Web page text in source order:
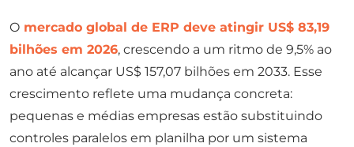
O mercado global de ERP deve atingir US$ 83,19
bilhões em 2026, crescendo a um ritmo de 9,5% ao
ano até alcançar US$ 157,07 bilhões em 2033. Esse
crescimento reflete uma mudança concreta:
pequenas e médias empresas estão substituindo
controles paralelos em planilha por um sistema